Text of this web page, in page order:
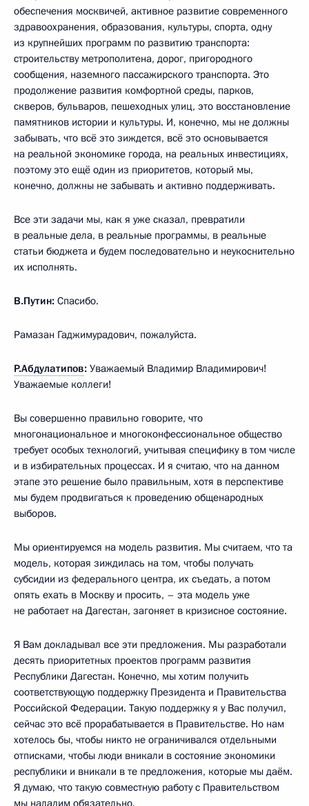
обеспечения москвичей, активное развитие современного
здравоохранения, образования, культуры, спорта, одну
из крупнейших программ по развитию транспорта:
строительству метрополитена, дорог, пригородного
сообщения, наземного пассажирского транспорта. Это
продолжение развития комфортной среды, парков,
скверов, бульваров, пешеходных улиц, это восстановление
памятников истории и культуры. И, конечно, мы не должны
забывать, что всё это зиждется, всё это основывается
на реальной экономике города, на реальных инвестициях,
поэтому это ещё один из приоритетов, который мы,
конечно, должны не забывать и активно поддерживать.
Все эти задачи мы, как я уже сказал, превратили
в реальные дела, в реальные программы, в реальные
статьи бюджета и будем последовательно и неукоснительно
их исполнять.
В.Путин: Спасибо.
Рамазан Гаджимурадович, пожалуйста.
Р.Абдулатипов: Уважаемый Владимир Владимирович!
Уважаемые коллеги!
Вы совершенно правильно говорите, что
многонациональное и многоконфессиональное общество
требует особых технологий, учитывая специфику в том числе
и в избирательных процессах. И я считаю, что на данном
этапе это решение было правильным, хотя в перспективе
мы будем продвигаться к проведению общенародных
выборов.
Мы ориентируемся на модель развития. Мы считаем, что та
модель, которая зиждилась на том, чтобы получать
субсидии из федерального центра, их съедать, а потом
опять ехать в Москву и просить, – эта модель уже
не работает на Дагестан, загоняет в кризисное состояние.
Я Вам докладывал все эти предложения. Мы разработали
десять приоритетных проектов программ развития
Республики Дагестан. Конечно, мы хотим получить
соответствующую поддержку Президента и Правительства
Российской Федерации. Такую поддержку я у Вас получил,
сейчас это всё прорабатывается в Правительстве. Но нам
хотелось бы, чтобы никто не ограничивался отдельными
отписками, чтобы люди вникали в состояние экономики
республики и вникали в те предложения, которые мы даём.
Я думаю, что такую совместную работу с Правительством
мы наладим обязательно.